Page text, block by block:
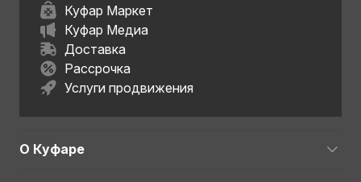
Куфар Маркет
Куфар Медиа
Доставка
Рассрочка
Услуги продвижения
О Куфаре